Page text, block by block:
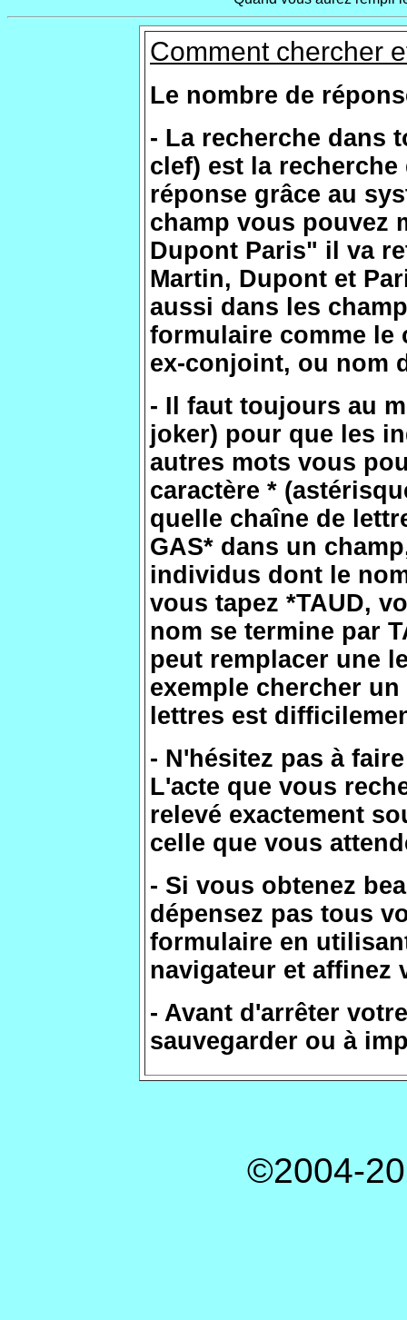
Comment chercher
Le nombre de
- La recherche dans
clef) est la
réponse grâce au
champ vous pouvez
Dupont Paris" il va
Martin, Dupont et
aussi dans les
formulaire comme le
ex-conjoint, ou nom
- Il faut toujours au
joker) pour que les
autres mots vous
caractère *
quelle chaîne de
GAS* dans un
individus dont le
vous tapez *TAUD,
nom se termine par
peut remplacer une
exemple chercher
lettres est
- N'hésitez pas à
L'acte que vous
relevé exactement
celle que vous
- Si vous obtenez
dépensez pas tous
formulaire en
navigateur et affinez
- Avant d'arrêter
sauvegarder ou à
©2004-